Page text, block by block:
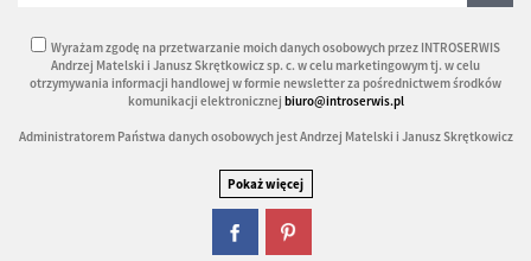
Wyrażam zgodę na przetwarzanie moich danych osobowych przez INTROSERWIS
Andrzej Matelski i Janusz Skrętkowicz sp. c. w celu marketingowym tj. w celu
otrzymywania informacji handlowej w formie newsletter za pośrednictwem środków
komunikacji elektronicznej biuro@introserwis.pl
Administratorem Państwa danych osobowych jest Andrzej Matelski i Janusz Skrętkowicz